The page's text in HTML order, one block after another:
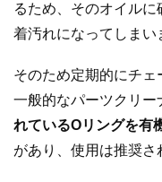
るため、そのオイル
着汚れになってしまい
そのため定期的にチ
一般的なパーツクリー
れているOリングを有
があり、使用は推奨さ